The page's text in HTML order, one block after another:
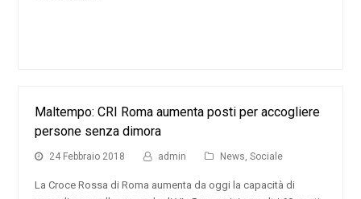
Maltempo: CRI Roma aumenta posti per accogliere
persone senza dimora
24 Febbraio 2018 admin News, Sociale
La Croce Rossa di Roma aumenta da oggi la capacità di